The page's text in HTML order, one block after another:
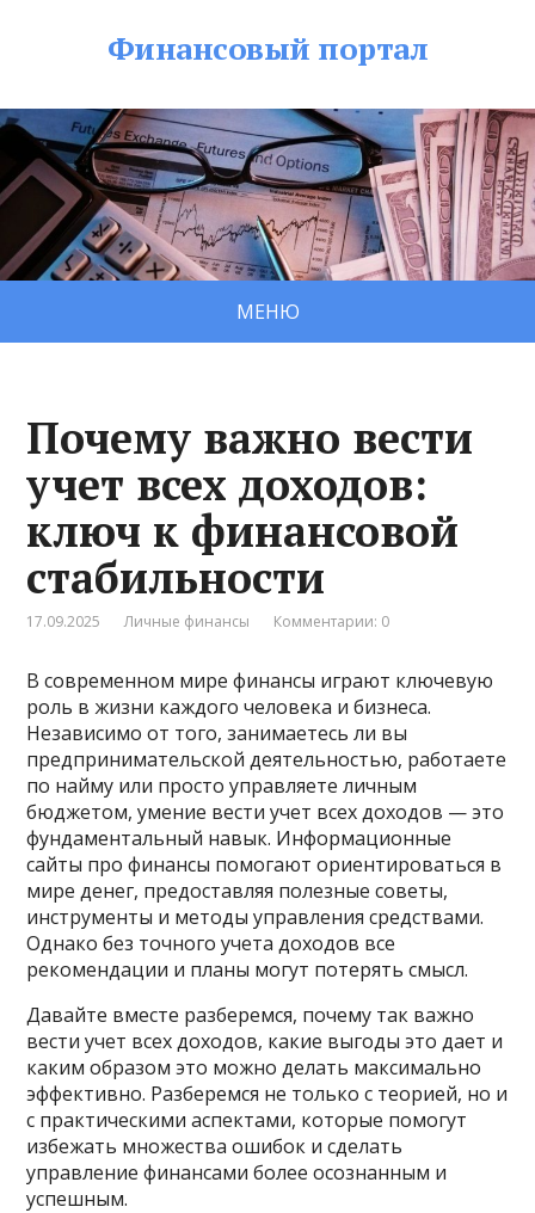
Финансовый портал
МЕНЮ
Почему важно вести
учет всех доходов:
ключ к финансовой
стабильности
17.09.2025 Личные финансы Комментарии: 0
В современном мире финансы играют ключевую
роль в жизни каждого человека и бизнеса.
Независимо от того, занимаетесь ли вы
предпринимательской деятельностью, работаете
по найму или просто управляете личным
бюджетом, умение вести учет всех доходов — это
фундаментальный навык. Информационные
сайты про финансы помогают ориентироваться в
мире денег, предоставляя полезные советы,
инструменты и методы управления средствами.
Однако без точного учета доходов все
рекомендации и планы могут потерять смысл.
Давайте вместе разберемся, почему так важно
вести учет всех доходов, какие выгоды это дает и
каким образом это можно делать максимально
эффективно. Разберемся не только с теорией, но и
с практическими аспектами, которые помогут
избежать множества ошибок и сделать
управление финансами более осознанным и
успешным.